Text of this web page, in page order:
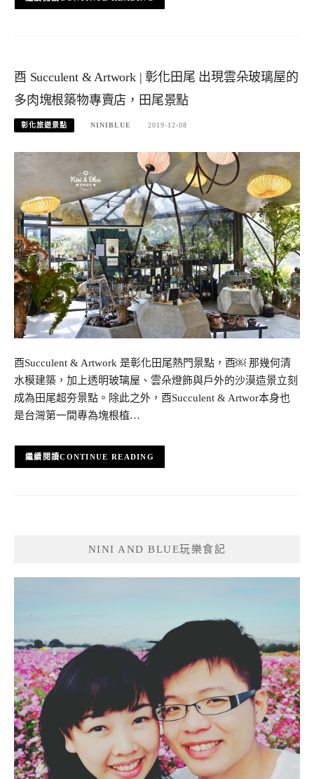
酉 Succulent & Artwork | 彰化田尾 出現雲朵玻璃屋的
多肉塊根築物專賣店，田尾景點
彰化旅遊景點 NINIBLUE 2019-12-08
酉Succulent & Artwork 是彰化田尾熱門景點，酉￼ 那幾何清
水模建築，加上透明玻璃屋、雲朵燈飾與戶外的沙漠造景立刻
成為田尾超夯景點。除此之外，酉Succulent & Artwor本身也
是台灣第一間專為塊根植…
CONTINUE READING
NINI AND BLUE玩樂食記